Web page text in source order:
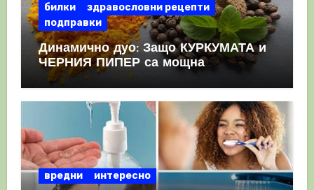
билки
здравословни рецепти
подправки
Динамично дуо: Защо КУРКУМАТА и
ЧЕРНИЯ ПИПЕР са мощна
комбинация
вредни интересно